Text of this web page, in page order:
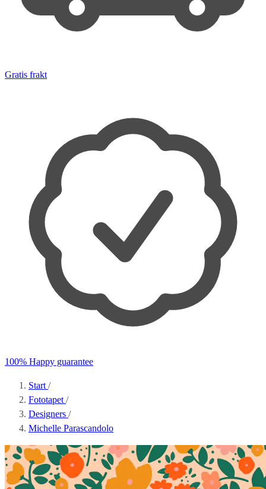
Gratis frakt
100% Happy guarantee
Start /
Fototapet /
Designers /
Michelle Parascandolo